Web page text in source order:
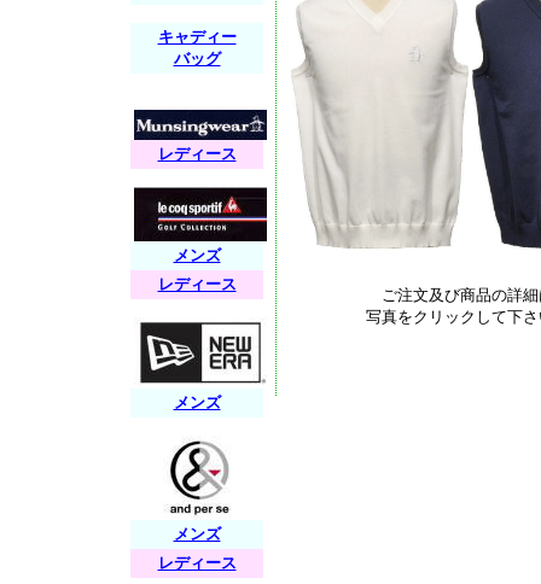
ご注文及び商品の詳
写真をクリックして下
キャディー
バッグ
レディース
メンズ
レディース
メンズ
メンズ
レディース